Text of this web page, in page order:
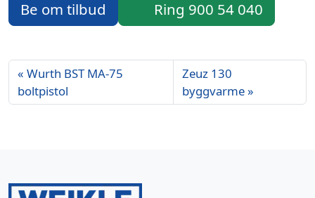
Be om tilbud Ring 900 54 040
Wurth BST MA-75
boltpistol
Zeuz 130
byggvarme